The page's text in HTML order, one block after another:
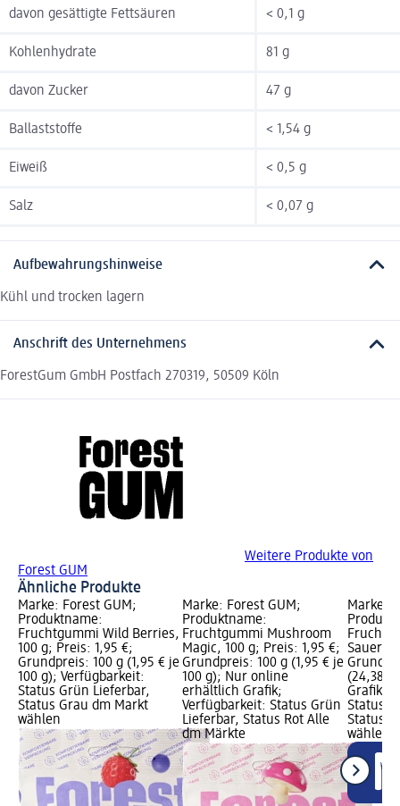
davon gesättigte Fettsäuren < 0,1 g
Kohlenhydrate 81 g
davon Zucker 47 g
Ballaststoffe < 1,54 g
Eiweiß < 0,5 g
Salz < 0,07 g
Aufbewahrungshinweise
Kühl und trocken lagern
Anschrift des Unternehmens
ForestGum GmbH Postfach 270319, 50509 Köln
Weitere Produkte von
Forest GUM
Ähnliche Produkte
Marke: Forest GUM;
Produktname:
Fruchtgummi Wild Berries,
100 g; Preis: 1,95 €;
Grundpreis: 100 g (1,95 € je
100 g); Verfügbarkeit:
Status Grün Lieferbar,
Status Grau dm Markt
wählen
Marke: Forest GUM;
Produktname:
Fruchtgummi Mushroom
Magic, 100 g; Preis: 1,95 €;
Grundpreis: 100 g (1,95 € je
100 g); Nur online
erhältlich Grafik;
Verfügbarkeit: Status Grün
Lieferbar, Status Rot Alle
dm Märkte
Marke:
Sauer,
(24,38 €
Grafik;
Status
Status
wählen